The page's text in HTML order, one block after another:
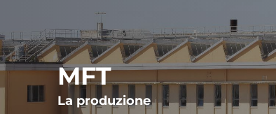
MFT
La produzione